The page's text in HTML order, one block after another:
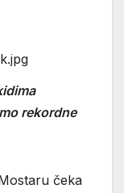
rekordne
čeka